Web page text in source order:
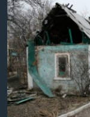
ພາສາຕ່າງໆ